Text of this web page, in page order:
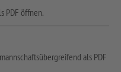
PDF öffnen.
als PDF